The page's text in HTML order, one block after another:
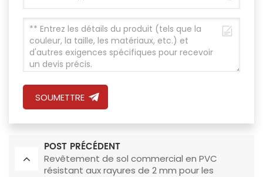
SOUMETTRE
POST PRÉCÉDENT
Revêtement de sol commercial en PVC
résistant aux rayures de 2 mm pour les